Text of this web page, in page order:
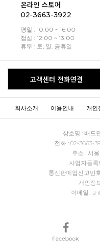
온라인 스토어
02-3663-3922
평일 : 10:00 ~ 16:00
점심 : 12:00 ~ 13:00
휴무 : 토, 일, 공휴일
고객센터 전화연결
회사소개 이용안내 개인
상호명 : 배드
전화 : 02-3663-
주소 : 서
사업자등록
통신판매업신고번
개인정
이메일 :